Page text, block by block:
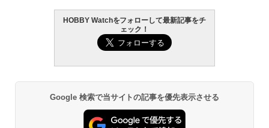
HOBBY Watchをフォローして最新記事をチ
ェック！
Google 検索で当サイトの記事を優先表示させる